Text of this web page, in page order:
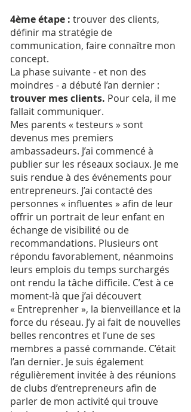
4ème étape : trouver des clients,
définir ma stratégie de
communication, faire connaître mon
concept.
La phase suivante - et non des
moindres - a débuté l’an dernier :
trouver mes clients. Pour cela, il me
fallait communiquer.
Mes parents « testeurs » sont
devenus mes premiers
ambassadeurs. J’ai commencé à
publier sur les réseaux sociaux. Je me
suis rendue à des événements pour
entrepreneurs. J’ai contacté des
personnes « influentes » afin de leur
offrir un portrait de leur enfant en
échange de visibilité ou de
recommandations. Plusieurs ont
répondu favorablement, néanmoins
leurs emplois du temps surchargés
ont rendu la tâche difficile. C’est à ce
moment-là que j’ai découvert
« Entreprenher », la bienveillance et la
force du réseau. J’y ai fait de nouvelles
belles rencontres et l’une de ses
membres a passé commande. C’était
l’an dernier. Je suis également
régulièrement invitée à des réunions
de clubs d’entrepreneurs afin de
parler de mon activité qui trouve